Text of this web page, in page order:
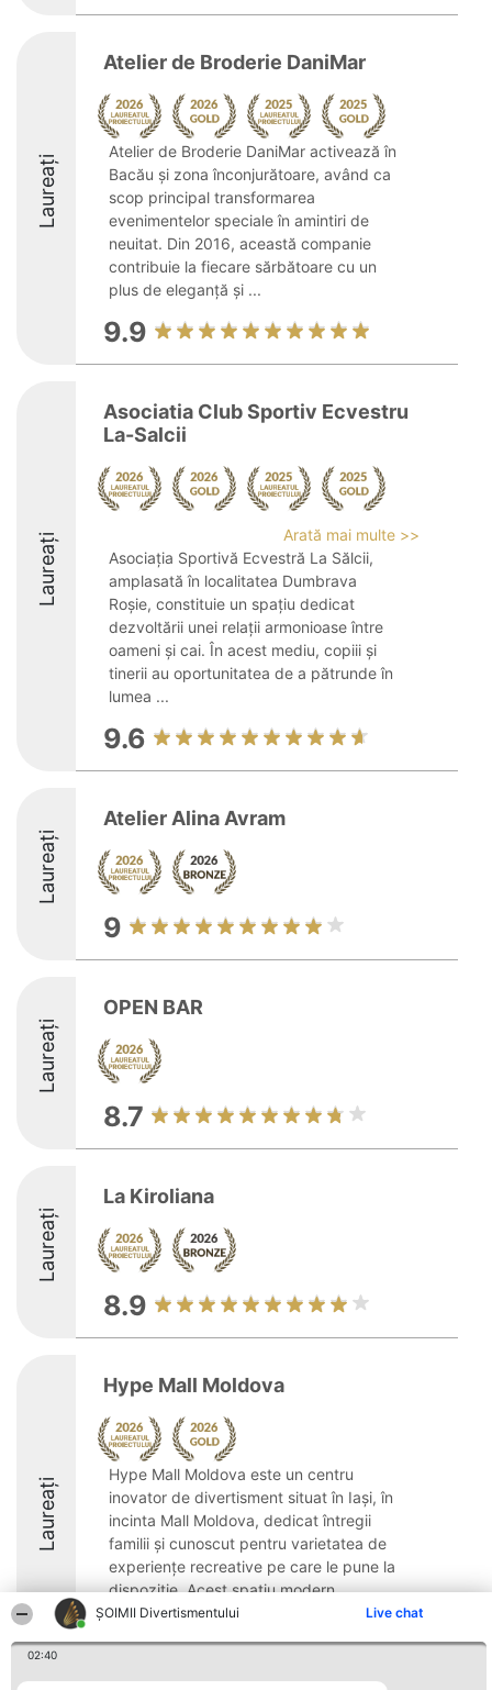
ŞOIMII Divertismentului Live chat
02:40
Laureați
Atelier de Broderie DaniMar
Atelier de Broderie DaniMar activează în
Bacău și zona înconjurătoare, având ca
scop principal transformarea
evenimentelor speciale în amintiri de
neuitat. Din 2016, această companie
contribuie la fiecare sărbătoare cu un
plus de eleganță și ...
9.9
Laureați
Asociatia Club Sportiv Ecvestru
La-Salcii
Arată mai multe >>
Asociația Sportivă Ecvestră La Sălcii,
amplasată în localitatea Dumbrava
Roșie, constituie un spațiu dedicat
dezvoltării unei relații armonioase între
oameni și cai. În acest mediu, copiii și
tinerii au oportunitatea de a pătrunde în
lumea ...
9.6
Laureați
Atelier Alina Avram
9
Laureați
OPEN BAR
8.7
Laureați
La Kiroliana
8.9
Laureați
Hype Mall Moldova
Hype Mall Moldova este un centru
inovator de divertisment situat în Iași, în
incinta Mall Moldova, dedicat întregii
familii și cunoscut pentru varietatea de
experiențe recreative pe care le pune la
dispoziție. Acest spațiu modern
propune activități ...
9.6